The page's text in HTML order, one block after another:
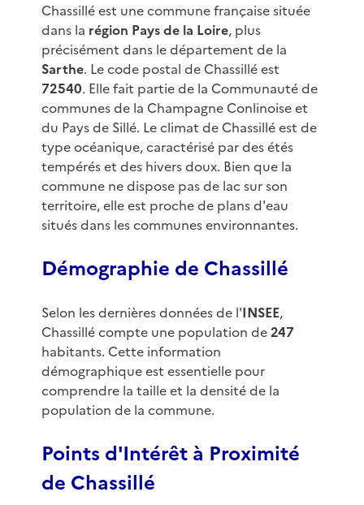
Chassillé est une commune française située
dans la région Pays de la Loire, plus
précisément dans le département de la
Sarthe. Le code postal de Chassillé est
72540. Elle fait partie de la Communauté de
communes de la Champagne Conlinoise et
du Pays de Sillé. Le climat de Chassillé est de
type océanique, caractérisé par des étés
tempérés et des hivers doux. Bien que la
commune ne dispose pas de lac sur son
territoire, elle est proche de plans d'eau
situés dans les communes environnantes.
Démographie de Chassillé
Selon les dernières données de l'INSEE,
Chassillé compte une population de247
habitants. Cette information
démographique est essentielle pour
comprendre la taille et la densité de la
population de la commune.
Points d'Intérêt à Proximité
de Chassillé